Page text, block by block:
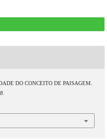
DO CONCEITO DE PAISAGEM.
8.